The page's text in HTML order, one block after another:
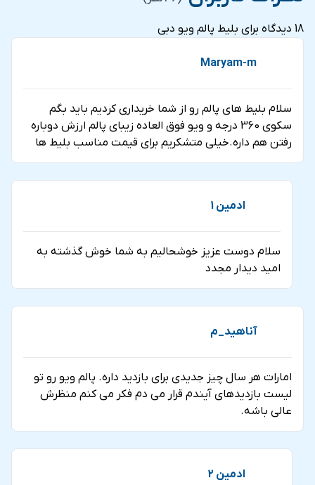
ارزنده و باکیفیت
تجربه نمایید.
شود.
18 دیدگاه برای بلیط پالم ویو دبی
Maryam-m
سلام بلیط های پالم رو از شما خریداری کردیم باید بگم
سکوی 360 درجه و ویو فوق العاده زیبای پالم ارزش دوباره
رفتن هم داره.خیلی متشکریم برای قیمت مناسب بلیط ها
ادمین 1
سلام دوست عزیز خوشحالیم به شما خوش گذشته به
امید دیدار مجدد
آناهید_م
امارات هر سال چیز جدیدی برای بازدید داره. پالم ویو رو تو
لیست بازدیدهای آیندم قرار می دم فکر می کنم منظرش
عالی باشه.
ادمین 2